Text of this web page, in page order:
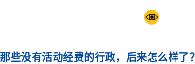
那些没有活动经费的行政，后来怎么样了？